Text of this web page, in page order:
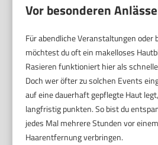
Vor besonderen
Für abendliche Veranstaltungen oder
möchtest du oft ein makelloses
Rasieren funktioniert hier als
Doch wer öfter zu solchen Events
auf eine dauerhaft gepflegte Haut
langfristig punkten. So bist du
jedes Mal mehrere Stunden vor
Haarentfernung verbringen.